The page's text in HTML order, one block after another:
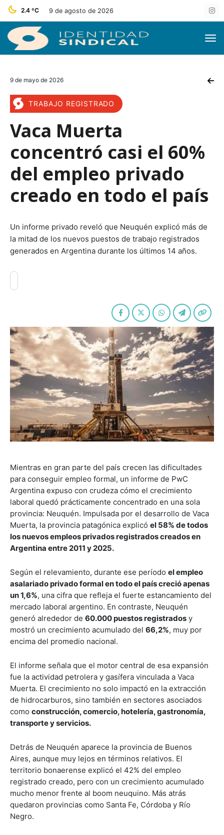
2.4 ºC 9 de agosto de 2026
9 de mayo de 2026
TRABAJO REGISTRADO
Vaca Muerta
concentró casi el 60%
del empleo privado
creado en todo el país
Un informe privado reveló que Neuquén explicó más de
la mitad de los nuevos puestos de trabajo registrados
generados en Argentina durante los últimos 14 años.
Mientras en gran parte del país crecen las dificultades
para conseguir empleo formal, un informe de PwC
Argentina expuso con crudeza cómo el crecimiento
laboral quedó prácticamente concentrado en una sola
provincia: Neuquén. Impulsada por el desarrollo de Vaca
Muerta, la provincia patagónica explicó el 58% de todos
los nuevos empleos privados registrados creados en
Argentina entre 2011 y 2025.
Según el relevamiento, durante ese período el empleo
asalariado privado formal en todo el país creció apenas
un 1,6%, una cifra que refleja el fuerte estancamiento del
mercado laboral argentino. En contraste, Neuquén
generó alrededor de 60.000 puestos registrados y
mostró un crecimiento acumulado del 66,2%, muy por
encima del promedio nacional.
El informe señala que el motor central de esa expansión
fue la actividad petrolera y gasífera vinculada a Vaca
Muerta. El crecimiento no solo impactó en la extracción
de hidrocarburos, sino también en sectores asociados
como construcción, comercio, hotelería, gastronomía,
transporte y servicios.
Detrás de Neuquén aparece la provincia de Buenos
Aires, aunque muy lejos en términos relativos. El
territorio bonaerense explicó el 42% del empleo
registrado creado, pero con un crecimiento acumulado
mucho menor frente al boom neuquino. Más atrás
quedaron provincias como Santa Fe, Córdoba y Río
Negro.